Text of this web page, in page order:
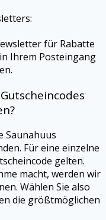
für Rabatte
Ihrem Posteingang
Saunahuus
Für eine einzelne
gelten.
macht, werden wir
Wählen Sie also
die größtmöglichen